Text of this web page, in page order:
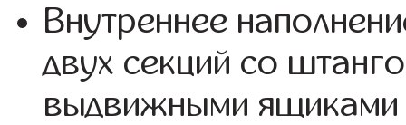
Внутреннее
двух секций со
выдвижными ящиками